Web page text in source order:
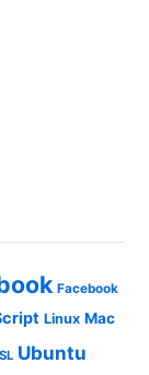
Facebook
Linux Mac
Ubuntu